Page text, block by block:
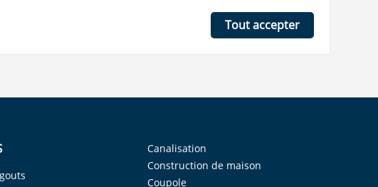
Tout accepter
Canalisation
Construction de maison
Coupole